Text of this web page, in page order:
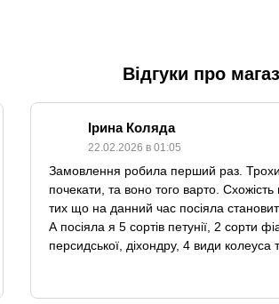
Відгуки про
Ірина Коляда
22.02.2026 в 01:05
Замовлення робила перший раз.
почекати, та воно того варто. Схожість
тих що на данний час посіяла
А посіяла я 5 сортів петунії, 2 сорти
персидської, діхондру, 4 види колеуса